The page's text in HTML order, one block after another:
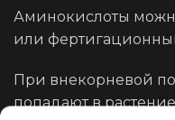
Аминокислоты
или
При внекорневой
попадают в